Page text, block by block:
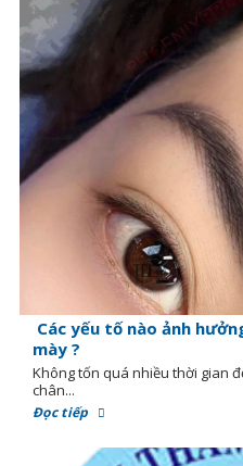
Các yếu tố nào ảnh
mày ?
Không tốn quá nhiều thời gian
chân...
Đọc tiếp